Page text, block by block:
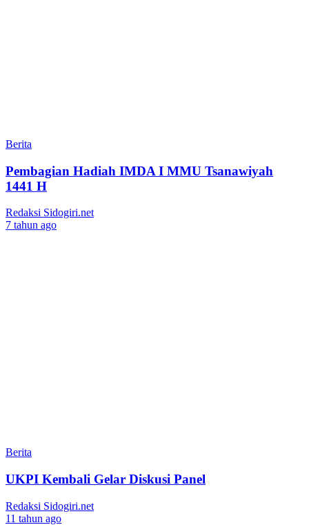
Berita
Pembagian Hadiah IMDA I MMU Tsanawiyah
1441 H
Redaksi Sidogiri.net
7 tahun ago
Berita
UKPI Kembali Gelar Diskusi Panel
Redaksi Sidogiri.net
11 tahun ago